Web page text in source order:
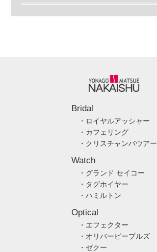
Bridal
・ロイヤルアッシャー
・カフェリング
・クリスチャンバウアー
Watch
・グランド セイコー
・タグホイヤー
・ハミルトン
Optical
・エフェクター
・オリバーピープルズ
・ゼクー